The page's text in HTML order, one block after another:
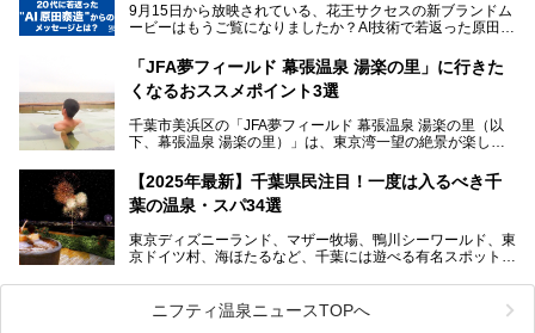
本記事では、人気スーパー銭湯から絶景施設、コワーキング
スペースや休憩スペースが充実した施設、子連れファミリー
向けの施設など、目的に合わせたおすすめの施設を紹介しま
す。
ださい。
───
提供元：SPA＆HOTEL舞浜ユーラシア【PR】
です。
9月15日から放映されている、花王サクセスの新ブランドム
ービーはもうご覧になりましたか？AI技術で若返った原田泰
伝えるムービーです。公開を記念して、スパメッツァおおた
か竜泉寺の湯にて体験イベントを開催。花王サクセスの製品
が無料で試せるチャンスです！
提供元：花王株式会社【PR】
この記事は花王株式会社商品のPRレポート記事です。
「JFA夢フィールド 幕張温泉 湯楽の里」に行きた
くなるおススメポイント3選
千葉市美浜区の「JFA夢フィールド 幕張温泉 湯楽の里（以
下、幕張温泉 湯楽の里）」は、東京湾一望の絶景が楽しめ
設備も天然温泉の露天風呂、サウナ、岩盤浴のほか、高濃度
炭酸泉、海の見えるお休み処や食事処、展望抜群の屋上ま
で、年代を問わずたっぷり楽しめます。
今回は人気のこの施設の中でも、特におススメしたい3つの
ポイントについて厳選してお届けします。読めばきっと、行
【2025年最新】千葉県民注目！一度は入るべき千
葉の温泉・スパ34選
東京ディズニーランド、マザー牧場、鴨川シーワールド、東
京ドイツ村、海ほたるなど、千葉には遊べる有名スポットが
県で生まれ、千葉県で育ち、つい最近まで千葉在住だった私
がお勧めする、一度は入るべき千葉の温泉・スパ34選をま
とめました。
ニフティ温泉ニュースTOPへ